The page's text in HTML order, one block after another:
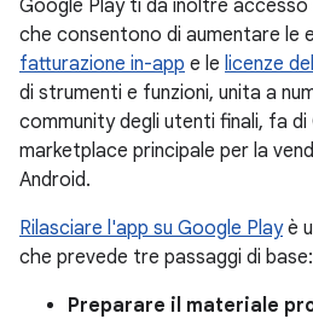
Google Play ti dà inoltre
che consentono di aumentare le
fatturazione in-app e le licenze
di strumenti e funzioni, unita a
community degli utenti finali, fa di
marketplace principale per la
Android.
Rilasciare l'app su Google Playè
che prevede tre passaggi di base:
Preparare il materiale